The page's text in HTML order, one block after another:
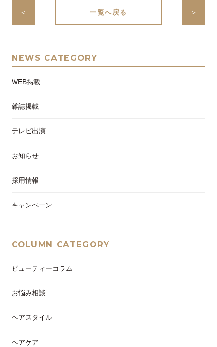
＜ 一覧へ戻る ＞
NEWS CATEGORY
WEB掲載
雑誌掲載
テレビ出演
お知らせ
採用情報
キャンペーン
COLUMN CATEGORY
ビューティーコラム
お悩み相談
ヘアスタイル
ヘアケア